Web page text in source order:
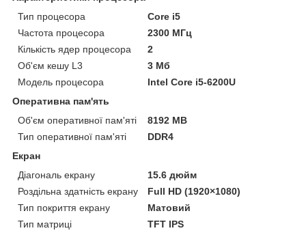
Тип процесора
Core i5
Частота процесора
2300 МГц
Кількість ядер процесора
2
Об'єм кешу L3
3 Мб
Модель процесора
Intel Core i5-6200U
Оперативна пам'ять
Об'єм оперативної пам'яті
8192 MB
Тип оперативної пам'яті
DDR4
Екран
Діагональ екрану
15.6 дюйм
Роздільна здатність екрану
Full HD (1920×1080)
Тип покриття екрану
Матовий
Тип матриці
TFT IPS